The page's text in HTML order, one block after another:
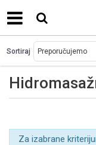
SIGURNO
Sortiraj
Za izabrane